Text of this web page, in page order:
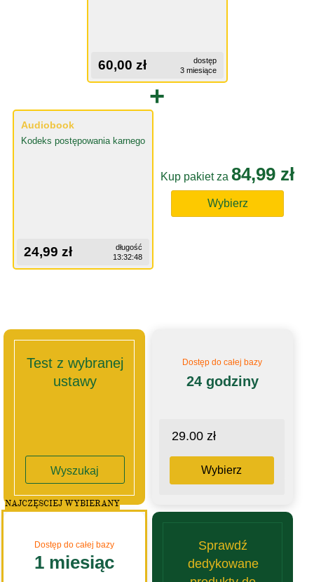
60,00 zł
dostęp
3 miesiące
+
Audiobook
Kodeks postępowania karnego
24,99 zł
długość
13:32:48
Kup pakiet za 84,99 zł
Wybierz
Test z wybranej
ustawy
Wyszukaj
Dostęp do całej bazy
24 godziny
29.00 zł
Wybierz
Dostęp do całej bazy
1 miesiąc
NAJCZĘSCIEJ WYBIERANY
Sprawdź
dedykowane